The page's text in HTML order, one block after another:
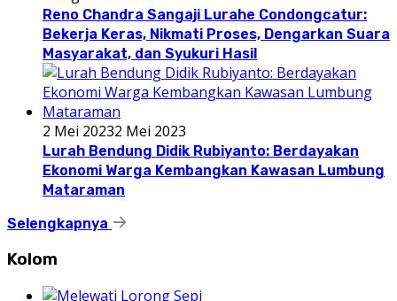
Reno Chandra Sangaji Lurahe Condongcatur:
Bekerja Keras, Nikmati Proses, Dengarkan Suara
Masyarakat, dan Syukuri Hasil
2 Mei 20232 Mei 2023
Lurah Bendung Didik Rubiyanto: Berdayakan
Ekonomi Warga Kembangkan Kawasan Lumbung
Mataraman
Selengkapnya
Kolom